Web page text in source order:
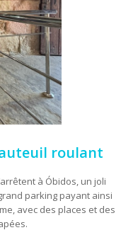
roulant
à Óbidos, un joli
parking payant ainsi
avec des places et des